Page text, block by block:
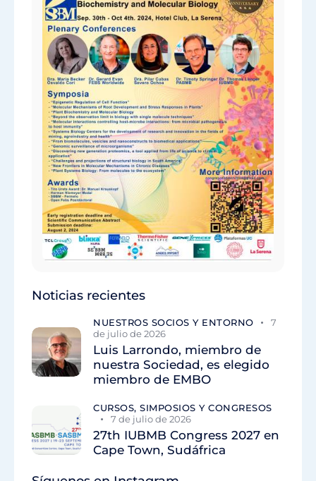
Noticias recientes
NUESTROS SOCIOS Y ENTORNO
7
de julio de 2026
Luis Larrondo, miembro de
nuestra Sociedad, es elegido
miembro de EMBO
CURSOS, SIMPOSIOS Y CONGRESOS
7 de julio de 2026
27th IUBMB Congress 2027 en
Cape Town, Sudáfrica